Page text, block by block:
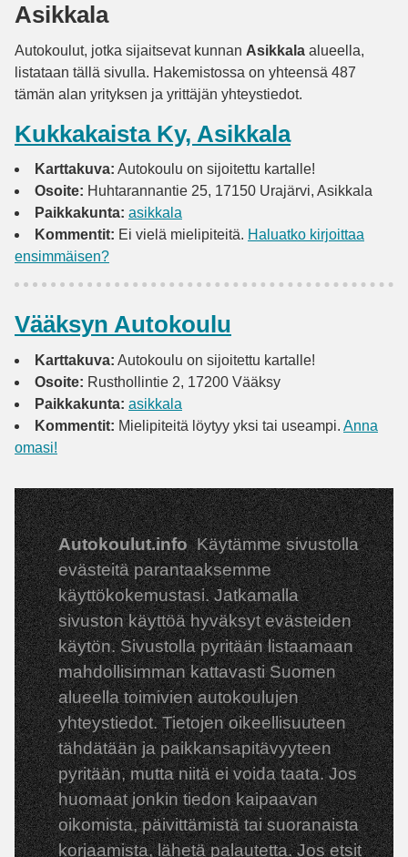
Asikkala
Autokoulut, jotka sijaitsevat kunnan Asikkala alueella,
listataan tällä sivulla. Hakemistossa on yhteensä 487
tämän alan yrityksen ja yrittäjän yhteystiedot.
Kukkakaista Ky, Asikkala
Karttakuva: Autokoulu on sijoitettu kartalle!
Osoite: Huhtarannantie 25, 17150 Urajärvi, Asikkala
Paikkakunta: asikkala
Kommentit: Ei vielä mielipiteitä. Haluatko kirjoittaa
ensimmäisen?
Vääksyn Autokoulu
Karttakuva: Autokoulu on sijoitettu kartalle!
Osoite: Rusthollintie 2, 17200 Vääksy
Paikkakunta: asikkala
Kommentit: Mielipiteitä löytyy yksi tai useampi. Anna
omasi!
Autokoulut.info Käytämme sivustolla
evästeitä parantaaksemme
käyttökokemustasi. Jatkamalla
sivuston käyttöä hyväksyt evästeiden
käytön. Sivustolla pyritään listaamaan
mahdollisimman kattavasti Suomen
alueella toimivien autokoulujen
yhteystiedot. Tietojen oikeellisuuteen
tähdätään ja paikkansapitävyyteen
pyritään, mutta niitä ei voida taata. Jos
huomaat jonkin tiedon kaipaavan
oikomista, päivittämistä tai suoranaista
korjaamista, lähetä palautetta. Jos etsit